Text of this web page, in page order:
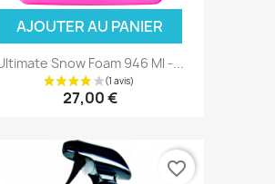
AJOUTER AU PANIER
Snow Foam 946 Ml -...
27,00 €
favorite_border